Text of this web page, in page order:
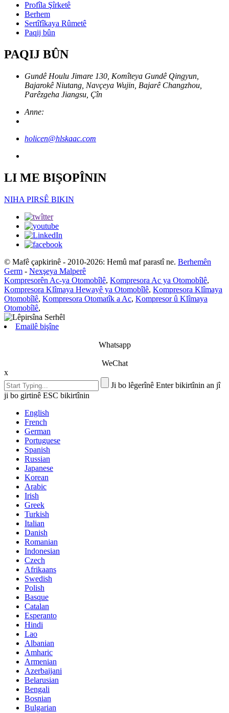
Profîla Şîrketê
Berhem
Sertîfîkaya Rûmetê
Paqij bûn
PAQIJ BÛN
Gundê Houlu Jimare 130, Komîteya Gundê Qingyun,
Bajarokê Niutang, Navçeya Wujin, Bajarê Changzhou,
Parêzgeha Jiangsu, Çîn
Anne:
holicen@hlskaac.com
LI ME BIŞOPÎNIN
NIHA PIRSÊ BIKIN
© Mafê çapkirinê - 2010-2026: Hemû maf parastî ne. Berhemên
Germ - Nexşeya Malperê
Kompresorên Ac-ya Otomobîlê, Kompresora Ac ya Otomobîlê,
Kompresora Klîmaya Hewayê ya Otomobîlê, Kompresora Klîmaya
Otomobîlê, Kompresora Otomatîk a Ac, Kompresor û Klîmaya
Otomobîlê,
Emailê bişîne
Whatsapp
WeChat
x
Ji bo lêgerînê Enter bikirtînin an jî
ji bo girtinê ESC bikirtînin
English
French
German
Portuguese
Spanish
Russian
Japanese
Korean
Arabic
Irish
Greek
Turkish
Italian
Danish
Romanian
Indonesian
Czech
Afrikaans
Swedish
Polish
Basque
Catalan
Esperanto
Hindi
Lao
Albanian
Amharic
Armenian
Azerbaijani
Belarusian
Bengali
Bosnian
Bulgarian